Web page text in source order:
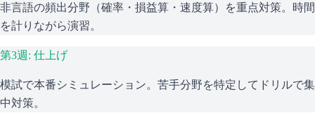
非言語の頻出分野（確率・損益算・速度算）を重点対策。時間
を計りながら演習。
第3週: 仕上げ
模試で本番シミュレーション。苦手分野を特定してドリルで集
中対策。